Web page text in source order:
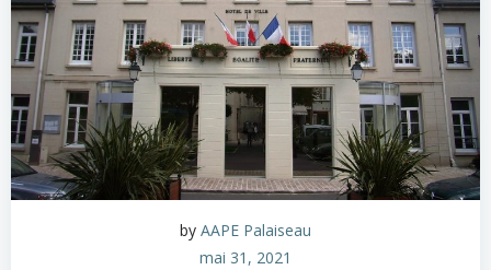
by AAPE Palaiseau
mai 31, 2021